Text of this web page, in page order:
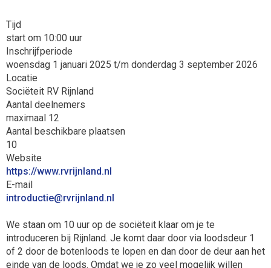
Tijd
start om 10:00 uur
Inschrijfperiode
woensdag 1 januari 2025 t/m donderdag 3 september 2026
Locatie
Sociëteit RV Rijnland
Aantal deelnemers
maximaal 12
Aantal beschikbare plaatsen
10
Website
https://www.rvrijnland.nl
E-mail
eitcudortni@rvrijnland.nl
We staan om 10 uur op de sociëteit klaar om je te
introduceren bij Rijnland. Je komt daar door via loodsdeur 1
of 2 door de botenloods te lopen en dan door de deur aan het
einde van de loods. Omdat we je zo veel mogelijk willen